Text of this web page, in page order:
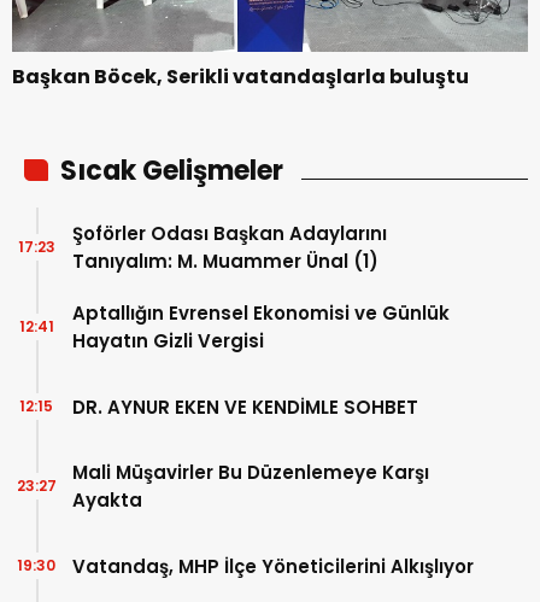
Başkan Böcek, Serikli vatandaşlarla buluştu
Sıcak Gelişmeler
Şoförler Odası Başkan Adaylarını
Tanıyalım: M. Muammer Ünal (1)
17:23
Aptallığın Evrensel Ekonomisi ve Günlük
Hayatın Gizli Vergisi
12:41
DR. AYNUR EKEN VE KENDİMLE SOHBET
12:15
Mali Müşavirler Bu Düzenlemeye Karşı
Ayakta
23:27
Vatandaş, MHP İlçe Yöneticilerini Alkışlıyor
19:30